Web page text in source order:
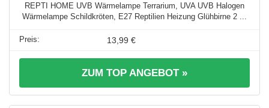
REPTI HOME UVB Wärmelampe Terrarium, UVA UVB Halogen
Wärmelampe Schildkröten, E27 Reptilien Heizung Glühbirne 2 ...
13,99 €
ZUM TOP ANGEBOT »